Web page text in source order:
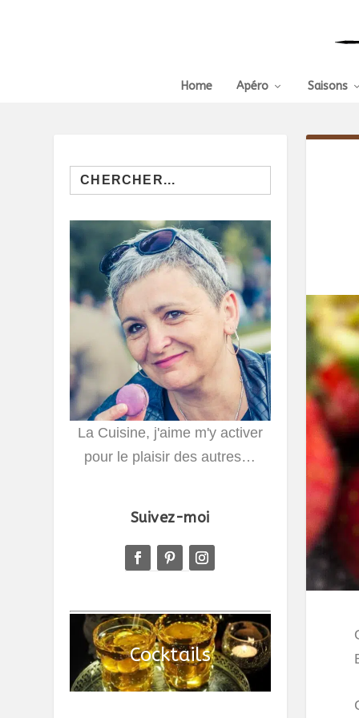
Home Apéro Saisons
Search
for:
La Cuisine, j'aime m'y activer
pour le plaisir des autres…
Suivez-moi